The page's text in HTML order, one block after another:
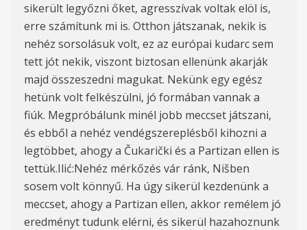
sikerült legyőzni őket, agresszívak voltak elöl is,
erre számítunk mi is. Otthon játszanak, nekik is
nehéz sorsolásuk volt, ez az európai kudarcsem
tett jót nekik, viszont biztosan ellenünk akarják
majd összeszedni magukat. Nekünk egy egész
hetünkvoltfelkészülni, jó formában vannaka
fiúk. Megpróbálunk minél jobb meccset játszani,
és ebből a nehéz vendégszereplésből kihozni a
legtöbbet, ahogy a Čukarički és a Partizan ellen is
tettük.Ilić:Nehéz mérkőzés vár ránk, Nišben
sosem volt könnyű. Ha úgy sikerül kezdenünka
meccset, ahogy a Partizan ellen, akkor remélem jó
eredményt tudunk elérni, és sikerül hazahoznunk